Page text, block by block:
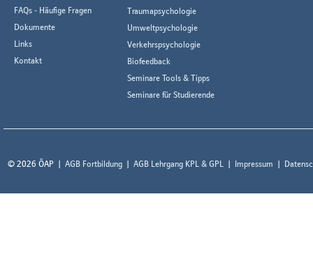
FAQs - Häufige Fragen
Dokumente
Links
Kontakt
Traumapsychologie
Umweltpsychologie
Verkehrspsychologie
Biofeedback
Seminare Tools & Tipps
Seminare für Studierende
© 2026 ÖAP AGB Fortbildung AGB Lehrgang KPL & GPL Impressum